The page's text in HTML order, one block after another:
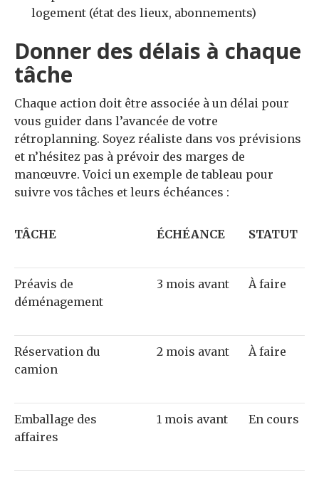
logement (état des lieux, abonnements)
Donner des délais à chaque
tâche
Chaque action doit être associée à un délai pour
vous guider dans l’avancée de votre
rétroplanning. Soyez réaliste dans vos prévisions
et n’hésitez pas à prévoir des marges de
manœuvre. Voici un exemple de tableau pour
suivre vos tâches et leurs échéances :
TÂCHE ÉCHÉANCE STATUT
Préavis de
déménagement
3 mois avant À faire
Réservation du
camion
2 mois avant À faire
Emballage des
affaires
1 mois avant En cours